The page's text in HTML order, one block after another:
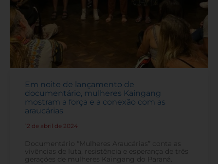
Em noite de lançamento de
documentário, mulheres Kaingang
mostram a força e a conexão com as
araucárias
12 de abril de 2024
Documentário “Mulheres Araucárias” conta as
vivências de luta, resistência e esperança de três
gerações de mulheres Kaingang do Paraná.